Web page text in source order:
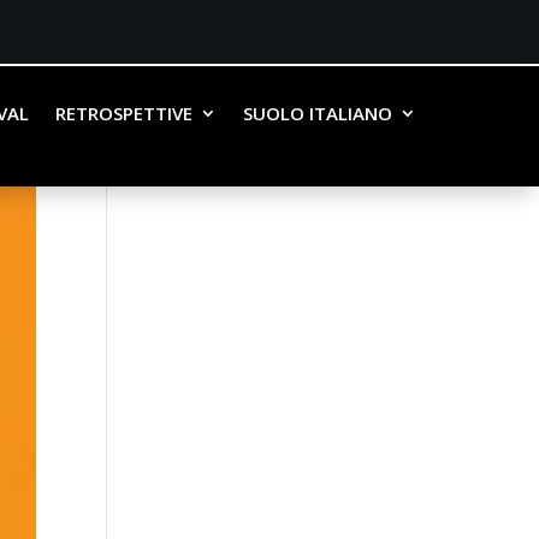
RETROSPETTIVE SUOLO ITALIANO